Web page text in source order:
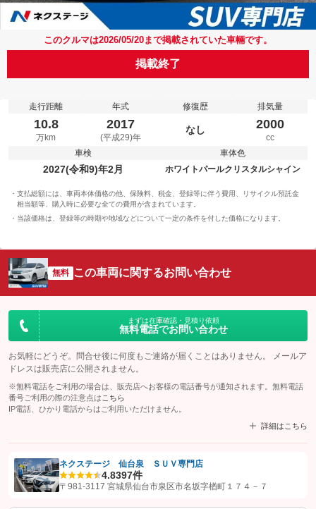
このクルマは2026/05/20まで掲載されていた車輛です。
掲載終了
走行距離
10.8
万km
年式
2017
(平成29)年
修復歴
なし
排気量
2000
cc
車検
2027(令和9)年2月
車体色
ホワイトパールクリスタルシャイン
支払総額には、車両本体価格の他、保険料、税金、登録等に伴う費用、リサイクル預託金
相当額等、購入時に必要な全ての費用が含まれています。
当該価格は、登録等の時期や地域などについて一定の条件を付した価格になります。
無料 この車両に関するお問い合わせ
まずは在庫確認・見積り依頼
無料電話でお問い合わせ
お気軽にどうぞ。問合せ後に何度もご連絡が届くことはありません。 メールア
ドレスは販売店に公開されません。
※無料電話をご利用の場合は、販売店へお客様の電話番号が通知されます。無料電話
番号ご利用の際の注意点は こちら
IP電話、ひかり電話からはご利用いただけません。
詳細はこちら
【STEP1】認証画面でグーネットを友だち追加してから「許可する」ボタンを押
ネクステージ 仙台泉 ＳＵＶ専門店
4.8397件
〒981-3117 宮城県仙台市泉区市名坂字楢町１７４－７